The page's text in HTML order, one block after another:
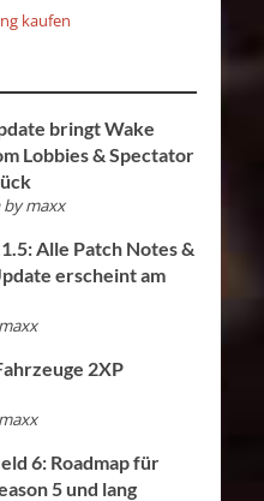
kaufen
bringt Wake
Lobbies & Spectator
bymaxx
Alle Patch Notes &
erscheint am
maxx
2XP
maxx
6: Roadmap für
5 und lang